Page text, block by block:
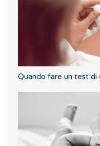
Quando fare un test di